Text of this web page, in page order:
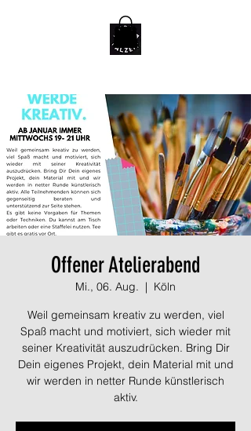
Offener Atelierabend
Mi., 06. Aug.
  |
Köln
Weil gemeinsam kreativ zu werden, viel
Spaß macht und motiviert, sich wieder mit
seiner Kreativität auszudrücken. Bring Dir
Dein eigenes Projekt, dein Material mit und
wir werden in netter Runde künstlerisch
aktiv.